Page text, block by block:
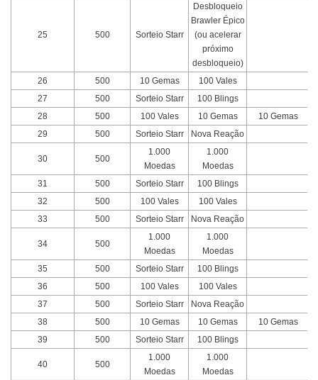
25 500 Sorteio Starr
Desbloqueio
Brawler Épico
(ou acelerar
próximo
desbloqueio)
26
500 10 Gemas
100 Vales
27
500 Sorteio Starr
100 Blings
28
500 100 Vales 10 Gemas
10 Gemas
29
500 Sorteio Starr Nova Reação
30 500
1.000
Moedas
1.000
Moedas
31
500 Sorteio Starr
100 Blings
32
500 100 Vales
100 Vales
33
500 Sorteio Starr Nova Reação
34 500
1.000
Moedas
1.000
Moedas
35
500 Sorteio Starr
100 Blings
36
500 100 Vales
100 Vales
37
500 Sorteio Starr
Nova Reação
38
500 10 Gemas 10 Gemas
10 Gemas
39
500 Sorteio Starr 100 Blings
40 500
1.000
Moedas
1.000
Moedas